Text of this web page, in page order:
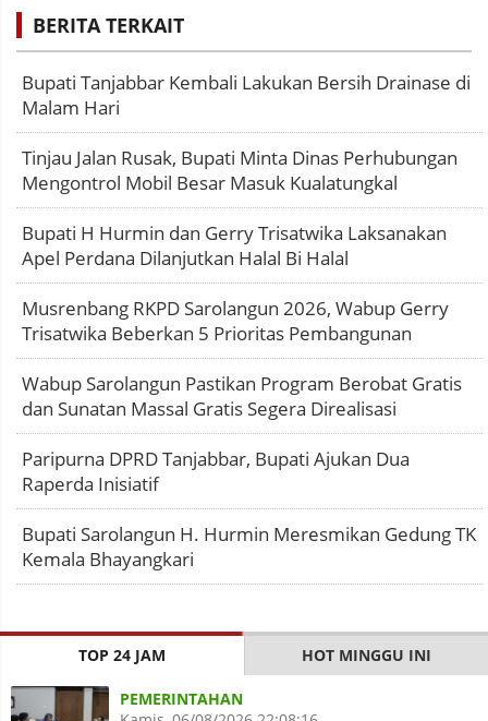
BERITA TERKAIT
Bupati Tanjabbar Kembali Lakukan Bersih Drainase di
Malam Hari
Tinjau Jalan Rusak, Bupati Minta Dinas Perhubungan
Mengontrol Mobil Besar Masuk Kualatungkal
Bupati H Hurmin dan Gerry Trisatwika Laksanakan
Apel Perdana Dilanjutkan Halal Bi Halal
Musrenbang RKPD Sarolangun 2026, Wabup Gerry
Trisatwika Beberkan 5 Prioritas Pembangunan
Wabup Sarolangun Pastikan Program Berobat Gratis
dan Sunatan Massal Gratis Segera Direalisasi
Paripurna DPRD Tanjabbar, Bupati Ajukan Dua
Raperda Inisiatif
Bupati Sarolangun H. Hurmin Meresmikan Gedung TK
Kemala Bhayangkari
TOP 24 JAM HOT MINGGU INI
PEMERINTAHAN